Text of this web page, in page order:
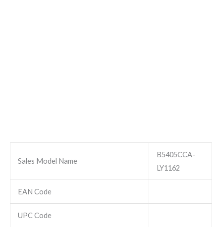
Sales Model Name
B5405CCA-
LY1162
EAN Code
UPC Code